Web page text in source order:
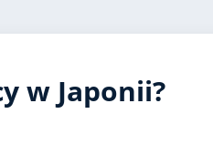
w Japonii?